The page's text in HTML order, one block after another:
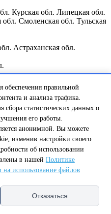
Курская обл. Липецкая обл.
обл. Смоленская обл. Тульская
Астраханская обл.
обл.
Вологодская обл.
Калужская обл.
Кемеровская
обл. Курганская обл. Курск
и Московская обл.
правильной
и анализа трафика.
сбора статистических данных о
его работы.
анонимной. Вы можете
изменив настройки своего
об использовании
в нашей Политике
на использование файлов
Отказаться